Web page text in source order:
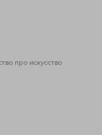
про искусство